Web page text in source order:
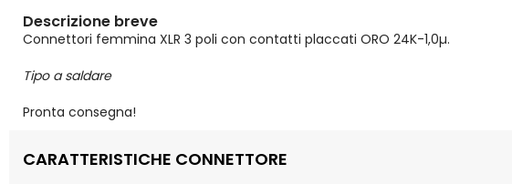
Descrizione breve
Connettori femmina XLR 3 poli con contatti placcati ORO 24K-1,0µ.
Tipo a saldare
Pronta consegna!
CARATTERISTICHE CONNETTORE